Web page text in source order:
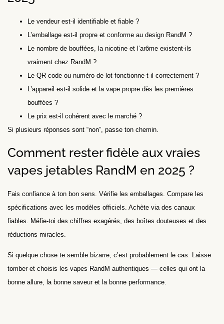
Le vendeur est-il identifiable et fiable ?
L’emballage est-il propre et conforme au design RandM ?
Le nombre de bouffées, la nicotine et l’arôme existent-ils
vraiment chez RandM ?
Le QR code ou numéro de lot fonctionne-t-il correctement ?
L’appareil est-il solide et la vape propre dès les premières
bouffées ?
Le prix est-il cohérent avec le marché ?
Si plusieurs réponses sont “non”, passe ton chemin.
Comment rester fidèle aux vraies
vapes jetables RandM en 2025 ?
Fais confiance à ton bon sens. Vérifie les emballages. Compare les
spécifications avec les modèles officiels. Achète via des canaux
fiables. Méfie-toi des chiffres exagérés, des boîtes douteuses et des
réductions miracles.
Si quelque chose te semble bizarre, c’est probablement le cas. Laisse
tomber et choisis les vapes RandM authentiques — celles qui ont la
bonne allure, la bonne saveur et la bonne performance.